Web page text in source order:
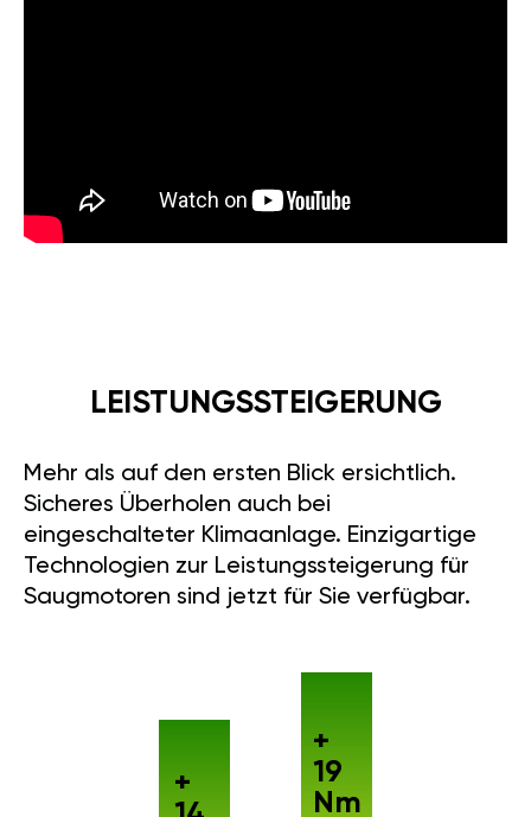
LEISTUNGSSTEIGERUNG
Mehr als auf den ersten Blick ersichtlich.
Sicheres Überholen auch bei
eingeschalteter Klimaanlage. Einzigartige
Technologien zur Leistungssteigerung für
Saugmotoren sind jetzt für Sie verfügbar.
+
+
19
Nm